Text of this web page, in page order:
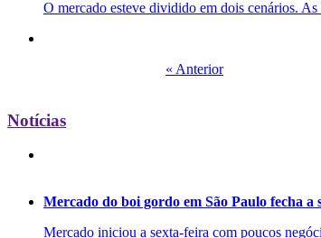
O mercado esteve dividido em dois cenários.
« Anterior
Notícias
Mercado do boi gordo em São Paulo fecha a
Mercado iniciou a sexta-feira com poucos